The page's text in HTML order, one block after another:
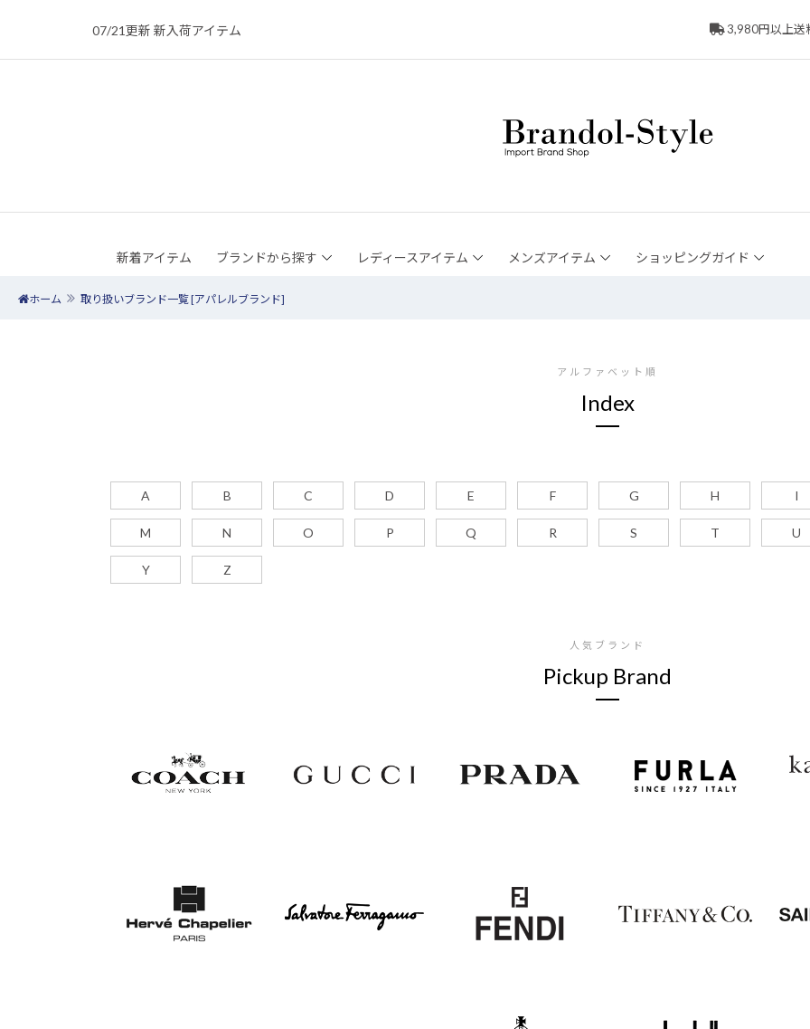
3,980円以上送
新着アイテム ブランドから探す レディースアイテム メンズアイテム ショッピングガイド
ホーム 取り扱いブランド一覧 [アパレルブランド]
アルファベット順
Index
A B C D E F G H I
M N O P Q R S T U
Y Z
人気ブランド
Pickup Brand